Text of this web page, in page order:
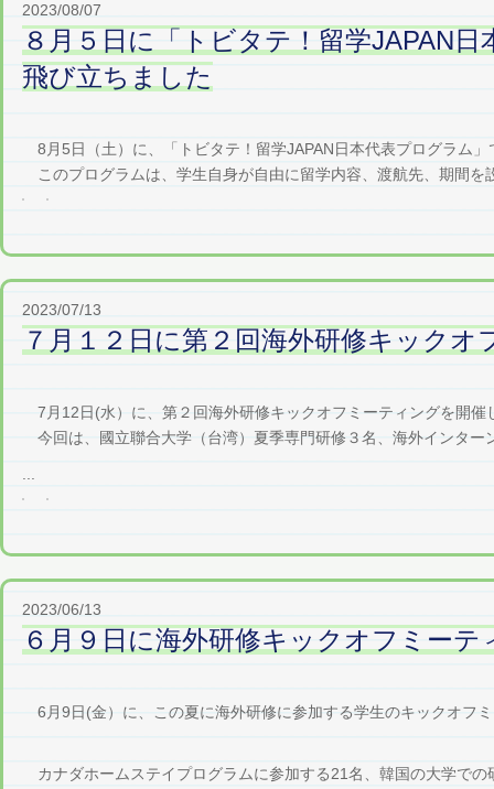
2023/08/07
８月５日に「トビタテ！留学JAPAN
飛び立ちました
8月5日（土）に、「トビタテ！留学JAPAN日本代表プログラム
このプログラムは、学生自身が自由に留学内容、渡航先、期間
2023/07/13
７月１２日に第２回海外研修キック
7月12日(水）に、第２回海外研修キックオフミーティングを開催
今回は、國立聯合大学（台湾）夏季専門研修３名、海外インタ
2023/06/13
６月９日に海外研修キックオフミー
6月9日(金）に、この夏に海外研修に参加する学生のキックオフ
カナダホームステイプログラムに参加する21名、韓国の大学で